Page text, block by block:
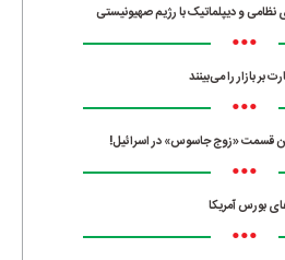
و دیپلماتیک با رژیم صهیونیستی
•••
بر بازار را می‌بینند
•••
قسمت «زوج جاسوس» در اسرائیل!
•••
بورس آمریکا
•••